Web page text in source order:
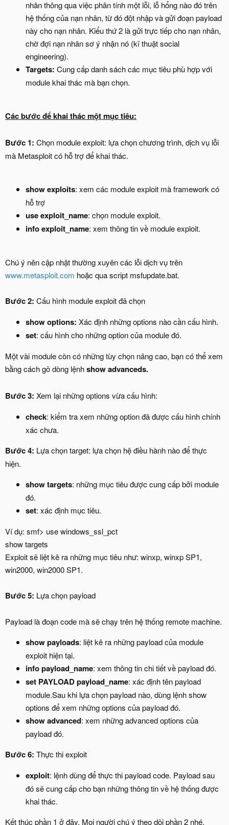
nhân thông qua việc phân tính một lỗi, lỗ hổng nào đó trên
hệ thống của nạn nhân, từ đó đột nhập và gửi đoạn payload
này cho nạn nhân. Kiểu thứ 2 là gửi trực tiếp cho nạn nhân,
chờ đợi nạn nhân sơ ý nhận nó (kĩ thuật social
engineering).
Targets: Cung cấp danh sách các mục tiêu phù hợp với
module khai thác mà bạn chọn.
Các bước để khai thác một mục tiêu:
Bước 1: Chọn module exploit: lựa chọn chương trình, dịch vụ lỗi
mà Metasploit có hỗ trợ để khai thác.
show exploits: xem các module exploit mà framework có
hỗ trợ
use exploit_name: chọn module exploit.
info exploit_name: xem thông tin về module exploit.
Chú ý nên cập nhật thường xuyên các lỗi dịch vụ trên
www.metasploit.com hoặc qua script msfupdate.bat.
Bước 2: Cấu hình module exploit đã chọn
show options: Xác định những options nào cần cấu hình.
set: cấu hình cho những option của module đó.
Một vài module còn có những tùy chọn nâng cao, bạn có thể xem
bằng cách gõ dòng lệnhshow advanceds.
Bước 3: Xem lại những options vừa cấu hình:
check: kiểm tra xem những option đã được cấu hình chính
xác chưa.
Bước 4: Lựa chọn target: lựa chọn hệ điều hành nào để thực
hiện.
show targets: những mục tiêu được cung cấp bởi module
đó.
set: xác định mục tiêu.
Ví dụ: smf> use windows_ssl_pct
show targets
Exploit sẽ liệt kê ra những mục tiêu như: winxp, winxp SP1,
win2000, win2000 SP1.
Bước 5: Lựa chọn payload
Payload là đoạn code mà sẽ chạy trên hệ thống remote machine.
show payloads: liệt kê ra những payload của module
exploit hiện tại.
info payload_name: xem thông tin chi tiết về payload đó.
set PAYLOAD payload_name: xác định tên payload
module.Sau khi lựa chọn payload nào, dùng lệnh show
options để xem những options của payload đó.
show advanced: xem những advanced options của
payload đó.
Bước 6: Thực thi exploit
exploit: lệnh dùng để thực thi payload code. Payload sau
đó sẽ cung cấp cho bạn những thông tin về hệ thống được
khai thác.
Kết thúc phần 1 ở đây. Mọi người chú ý theo dõi phần 2 nhé.